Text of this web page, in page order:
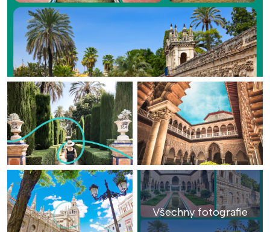
Všechny fotografie